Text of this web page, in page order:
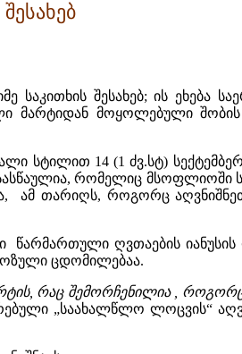
საკითხის შესახებ; ის ეხება
მარტიდან მოყოლებული
სტილით 14 (1 ძვ.სტ)
რომელიც მსოფლიოში
ამ თარიღს, როგორც
ღვთაების
ცდომილებაა.
რაც შემორჩენილია , როგორც
„საახალწლო ლოცვის“